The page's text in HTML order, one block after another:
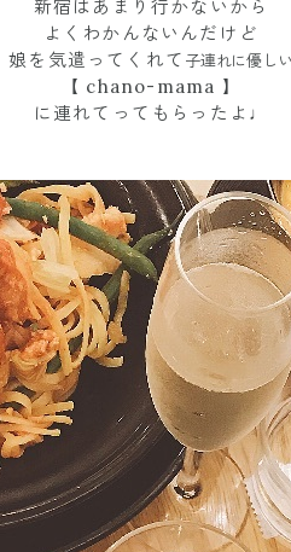
新宿はあまり行かないから
よくわかんないんだけど
娘を気遣ってくれて 子連れに優しい
【 chano-mama 】
に連れてってもらったよ♩